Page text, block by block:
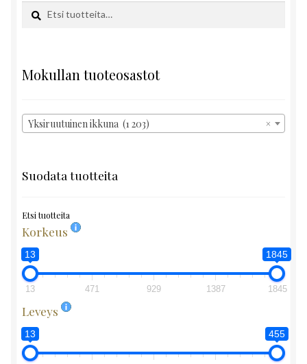
Etsi:
Haku
Mokullan tuoteosastot
×
Yksiruutuinen ikkuna (1 203)
Suodata tuotteita
Etsi tuotteita
Korkeus
13 1845
13 471 929 1387 1845
Leveys
13 455